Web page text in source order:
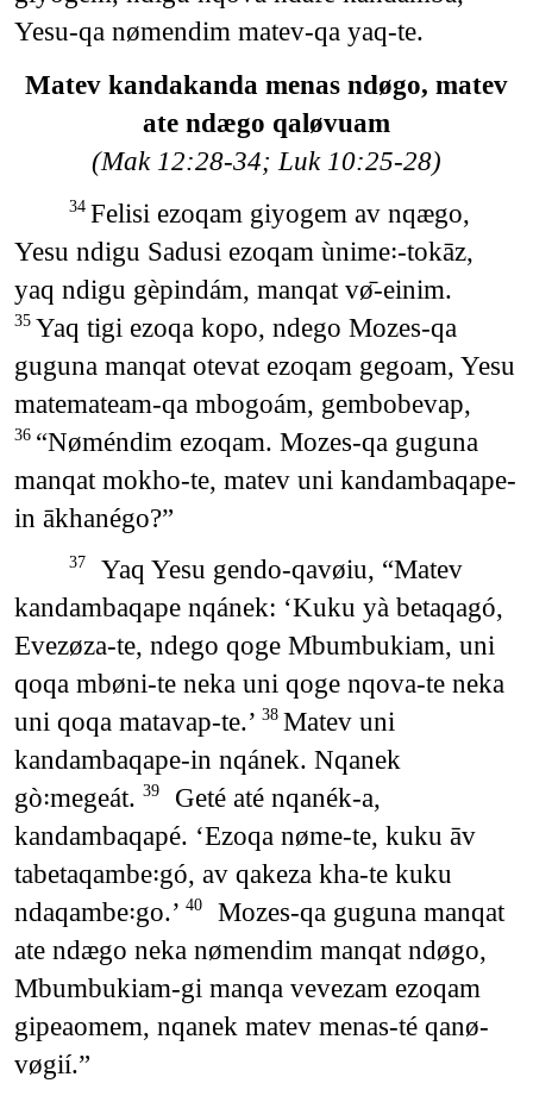
Yesu-qa nømendim matev-qa yaq-te.
Matev kandakanda menas ndøgo, matev
ate ndægo qaløvuam
(Mak 12:28-34; Luk 10:25-28)
34 Felisi ezoqam giyogem av nqægo,
Yesu ndigu Sadusi ezoqam ùnime꞉-tokāz,
yaq ndigu gèpindám, manqat vø̄-einim.
35 Yaq tigi ezoqa kopo, ndego Mozes-qa
guguna manqat otevat ezoqam gegoam, Yesu
matemateam-qa mbogoám, gembobevap,
36 “Nøméndim ezoqam. Mozes-qa guguna
manqat mokho-te, matev uni kandambaqape-
in ākhanégo?”
37
Yaq Yesu gendo-qavøiu, “Matev
kandambaqape nqánek: ‘Kuku yà betaqagó,
Evezøza-te, ndego qoge Mbumbukiam, uni
qoqa mbøni-te neka uni qoge nqova-te neka
uni qoqa matavap-te.’ 38 Matev uni
kandambaqape-in nqánek. Nqanek
gò꞉megeát. 39
Geté até nqanék-a,
kandambaqapé. ‘Ezoqa nøme-te, kuku āv
tabetaqambe꞉gó, av qakeza kha-te kuku
ndaqambe꞉go.’ 40
Mozes-qa guguna manqat
ate ndægo neka nømendim manqat ndøgo,
Mbumbukiam-gi manqa vevezam ezoqam
gipeaomem, nqanek matev menas-té qanø-
vøgií.”